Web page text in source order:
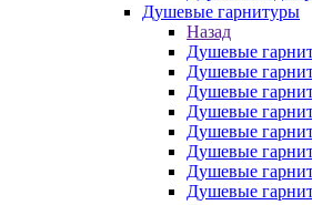
Душевые гарнитуры
Назад
Душевые
Душевые
Душевые
Душевые
Душевые
Душевые
Душевые
Душевые